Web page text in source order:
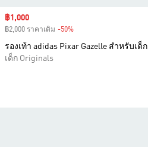
Sale price
฿1,000
฿2,000 ราคาเดิม -50%
รองเท้า adidas Pixar Gazelle สำหรับเด็ก
เด็ก Originals